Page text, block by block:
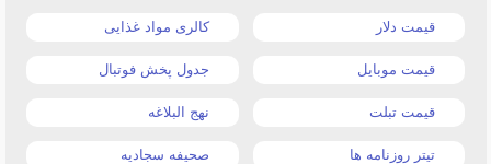
قیمت دلار کالری مواد غذایی
قیمت موبایل جدول پخش فوتبال
قیمت تبلت نهج البلاغه
تیتر روزنامه ها صحیفه سجادیه